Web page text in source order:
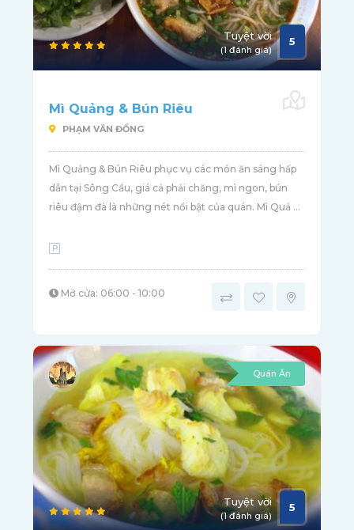
Tuyệt vời
(1 đánh giá)
5
Mì Quảng & Bún Riêu
PHẠM VĂN ĐỒNG
Mì Quảng & Bún Riêu phục vụ các món ăn sáng hấp
dẫn tại Sông Cầu, giá cả phải chăng, mì ngon, bún
riêu đậm đà là những nét nổi bật của quán. Mì Quả ...
Mở cửa: 06:00 - 10:00
Quán Ăn
Tuyệt vời
(1 đánh giá)
5